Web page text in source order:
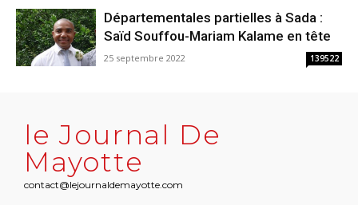
Départementales partielles à Sada :
Saïd Souffou-Mariam Kalame en tête
25 septembre 2022 139522
le Journal De
Mayotte
contact@lejournaldemayotte.com